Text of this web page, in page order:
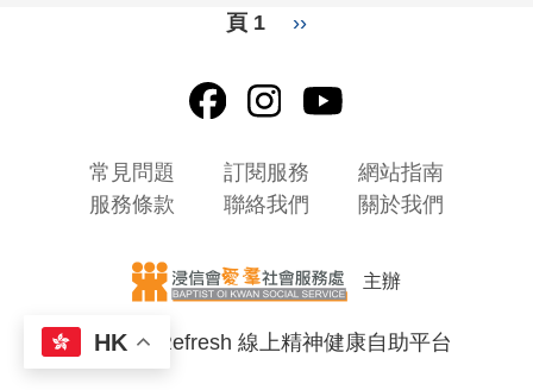
頁 1
下
頁
››
常見問題 訂閱服務
網站指南
服務條款
聯絡我們 關於我們
主辦
© 2026 Refresh 線上精神健康自助平台
HK